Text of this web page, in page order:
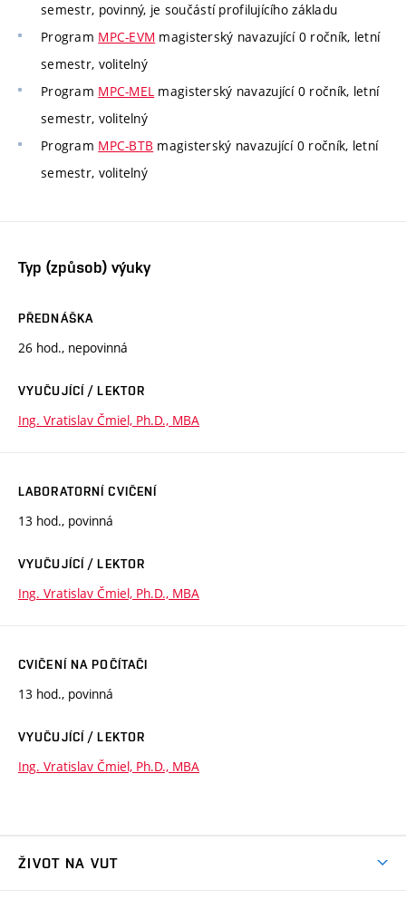
semestr, povinný, je součástí profilujícího základu
Program MPC-EVM magisterský navazující 0 ročník, letní
semestr, volitelný
Program MPC-MEL magisterský navazující 0 ročník, letní
semestr, volitelný
Program MPC-BTB magisterský navazující 0 ročník, letní
semestr, volitelný
Typ (způsob) výuky
PŘEDNÁŠKA
26 hod., nepovinná
VYUČUJÍCÍ / LEKTOR
Ing. Vratislav Čmiel, Ph.D., MBA
LABORATORNÍ CVIČENÍ
13 hod., povinná
VYUČUJÍCÍ / LEKTOR
Ing. Vratislav Čmiel, Ph.D., MBA
CVIČENÍ NA POČÍTAČI
13 hod., povinná
VYUČUJÍCÍ / LEKTOR
Ing. Vratislav Čmiel, Ph.D., MBA
ŽIVOT NA VUT